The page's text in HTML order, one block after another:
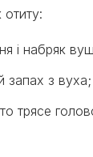
отиту:
і набряк
запах з вуха;
трясе